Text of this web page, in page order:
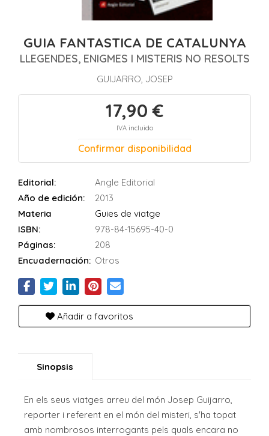
GUIA FANTASTICA DE CATALUNYA
LLEGENDES, ENIGMES I MISTERIS NO RESOLTS
GUIJARRO, JOSEP
17,90 €
IVA incluido
Confirmar disponibilidad
Editorial:
Angle Editorial
Año de edición:
2013
Materia
Guies de viatge
ISBN:
978-84-15695-40-0
Páginas:
208
Encuadernación: Otros
Añadir a favoritos
Sinopsis
En els seus viatges arreu del món Josep Guijarro,
reporter i referent en el món del misteri, s'ha topat
amb nombrosos interrogants pels quals encara no